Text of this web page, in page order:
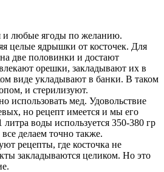
и любые ягоды по желанию.
целые ядрышки от косточек. Для
две половинки и достают
орешки, закладывают их в
виде укладывают в банки. В таком
и стерилизуют.
использовать мед. Удовольствие
но рецепт имеется и мы его
воды используется 350-380 гр
делаем точно также.
рецепты, где косточка не
закладываются целиком. Но это